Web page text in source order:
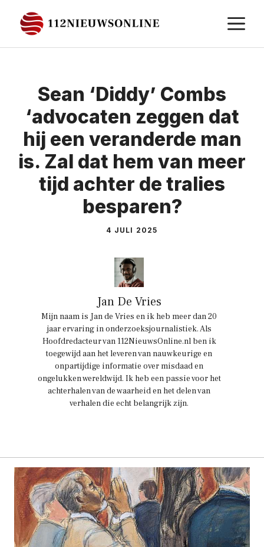
naar
de
Sean ‘Diddy’ Combs
‘advocaten zeggen dat
hij een veranderde man
is. Zal dat hem van meer
tijd achter de tralies
besparen?
4 JULI 2025
Jan De Vries
Mijn naam is Jan de Vries en ik heb meer dan 20
jaar ervaring in onderzoeksjournalistiek. Als
Hoofdredacteur van 112NieuwsOnline.nl ben ik
toegewijd aan het leveren van nauwkeurige en
onpartijdige informatie over misdaad en
ongelukken wereldwijd. Ik heb een passie voor het
achterhalen van de waarheid en het delen van
verhalen die echt belangrijk zijn.